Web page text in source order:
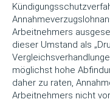
Arbeitnehmers
dieser Umstand als
möglichst hohe
daher zu raten,
Arbeitnehmers nicht